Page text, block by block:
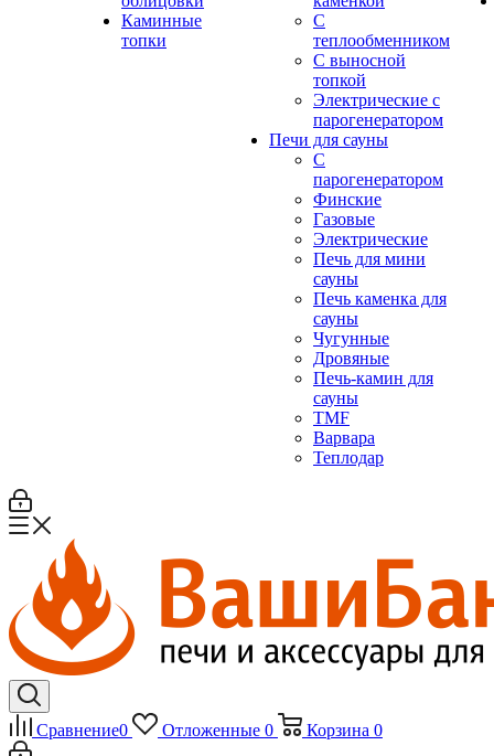
Каминные
топки
С
теплообменником
С выносной
топкой
Электрические с
парогенератором
Печи для сауны
С
парогенератором
Финские
Газовые
Электрические
Печь для мини
сауны
Печь каменка для
сауны
Чугунные
Дровяные
Печь-камин для
сауны
TMF
Варвара
Теплодар
Сравнение0 Отложенные 0 Корзина 0